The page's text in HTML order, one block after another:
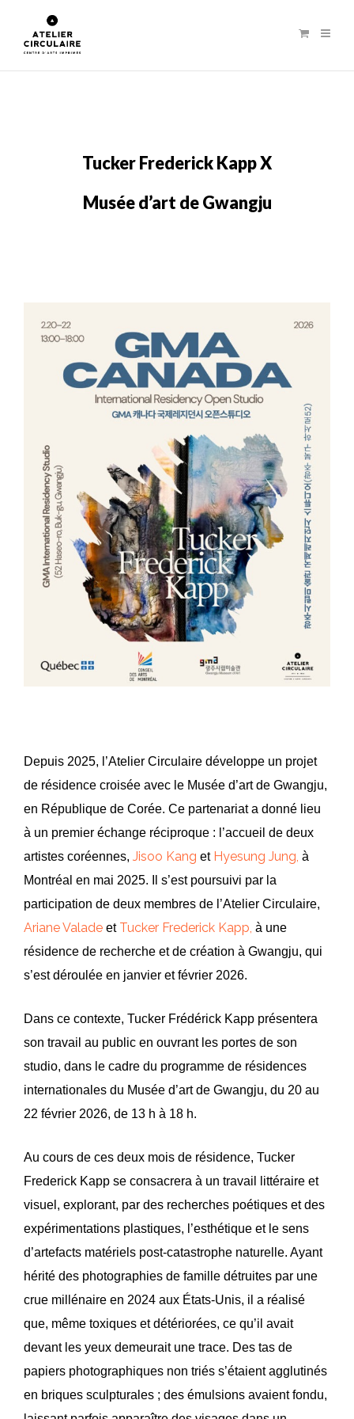
Tucker Frederick Kapp X
Musée d’art de Gwangju
Depuis 2025, l’Atelier Circulaire développe un projet
de résidence croisée avec le Musée d’art de Gwangju,
en République de Corée. Ce partenariat a donné lieu
à un premier échange réciproque : l’accueil de deux
artistes coréennes, Jisoo Kang et Hyesung Jung, à
Montréal en mai 2025. Il s’est poursuivi par la
participation de deux membres de l’Atelier Circulaire,
Ariane Valade et Tucker Frederick Kapp, à une
résidence de recherche et de création à Gwangju, qui
s’est déroulée en janvier et février 2026.
Dans ce contexte, Tucker Frédérick Kapp présentera
son travail au public en ouvrant les portes de son
studio, dans le cadre du programme de résidences
internationales du Musée d’art de Gwangju, du 20 au
22 février 2026, de 13 h à 18 h.
Au cours de ces deux mois de résidence, Tucker
Frederick Kapp se consacrera à un travail littéraire et
visuel, explorant, par des recherches poétiques et des
expérimentations plastiques, l’esthétique et le sens
d’artefacts matériels post-catastrophe naturelle. Ayant
hérité des photographies de famille détruites par une
crue millénaire en 2024 aux États-Unis, il a réalisé
que, même toxiques et détériorées, ce qu’il avait
devant les yeux demeurait une trace. Des tas de
papiers photographiques non triés s’étaient agglutinés
en briques sculpturales ; des émulsions avaient fondu,